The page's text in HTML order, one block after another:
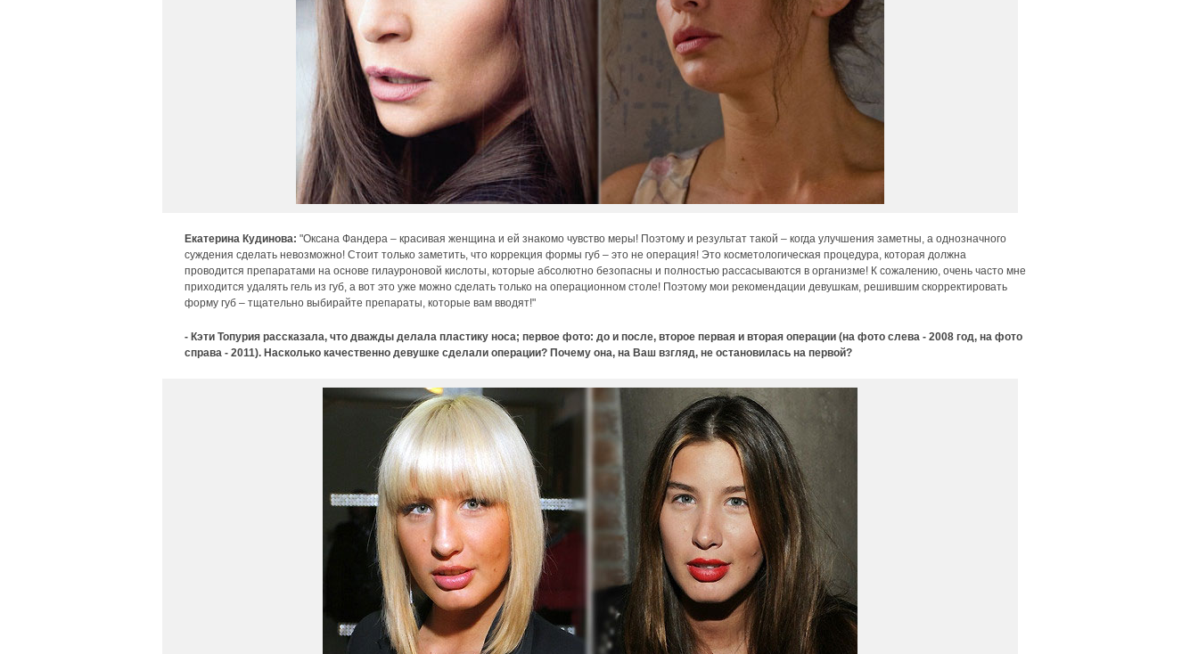
Екатерина Кудинова: "Оксана Фандера – красивая женщина и ей знакомо чувство меры! Поэтому и результат такой – когда улучшения заметны, а однозначного
суждения сделать невозможно! Стоит только заметить, что коррекция формы губ – это не операция! Это косметологическая процедура, которая должна
проводится препаратами на основе гилауроновой кислоты, которые абсолютно безопасны и полностью рассасываются в организме! К сожалению, очень часто мне
приходится удалять гель из губ, а вот это уже можно сделать только на операционном столе! Поэтому мои рекомендации девушкам, решившим скорректировать
форму губ – тщательно выбирайте препараты, которые вам вводят!"
- Кэти Топурия рассказала, что дважды делала пластику носа; первое фото: до и после, второе первая и вторая операции (на фото слева - 2008 год, на фото
справа - 2011). Насколько качественно девушке сделали операции? Почему она, на Ваш взгляд, не остановилась на первой?